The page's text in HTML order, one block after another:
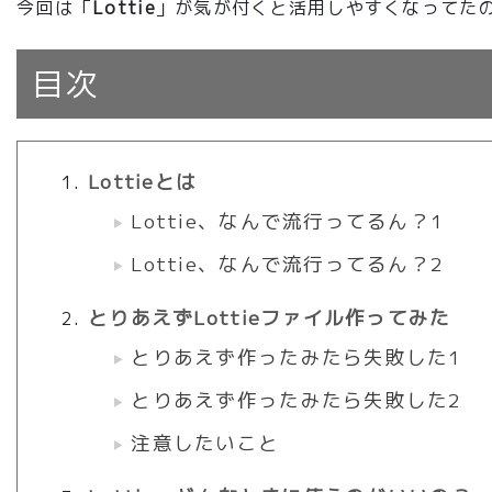
今回は「Lottie 」が気が付くと活用しやすくなってた
目次
Lottieとは
Lottie、なんで流行ってるん？1
Lottie、なんで流行ってるん？2
とりあえずLottieファイル作ってみた
とりあえず作ったみたら失敗した1
とりあえず作ったみたら失敗した2
注意したいこと